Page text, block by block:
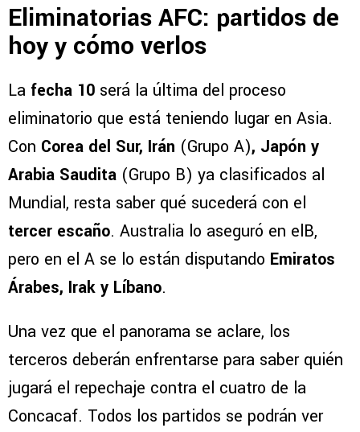
Eliminatorias AFC: partidos de
hoy y cómo verlos
La fecha 10 será la última del proceso
eliminatorio que está teniendo lugar en Asia.
Con Corea del Sur, Irán (Grupo A), Japón y
Arabia Saudita (Grupo B) ya clasificados al
Mundial, resta saber qué sucederá con el
tercer escaño. Australia lo aseguró en elB,
pero en el A se lo están disputando Emiratos
Árabes, Irak y Líbano.
Una vez que el panorama se aclare, los
terceros deberán enfrentarse para saber quién
jugará el repechaje contra el cuatro de la
Concacaf. Todos los partidos se podrán ver